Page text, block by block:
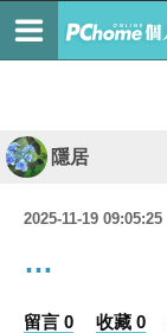
隱居
2025-11-19 09:05:25
…
留言 0 收藏 0